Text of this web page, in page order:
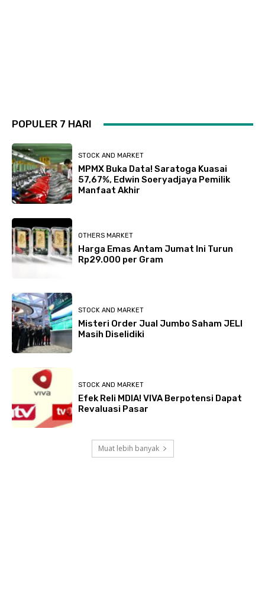
POPULER 7 HARI
STOCK AND MARKET
MPMX Buka Data! Saratoga Kuasai
57,67%, Edwin Soeryadjaya Pemilik
Manfaat Akhir
OTHERS MARKET
Harga Emas Antam Jumat Ini Turun
Rp29.000 per Gram
STOCK AND MARKET
Misteri Order Jual Jumbo Saham JELI
Masih Diselidiki
STOCK AND MARKET
Efek Reli MDIA! VIVA Berpotensi Dapat
Revaluasi Pasar
Muat lebih banyak